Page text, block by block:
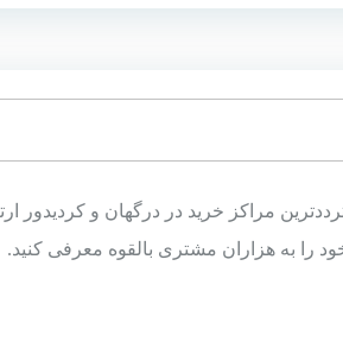
مراکز خرید در درگهان و
را به هزاران مشتری بالقوه معرفی کنید.